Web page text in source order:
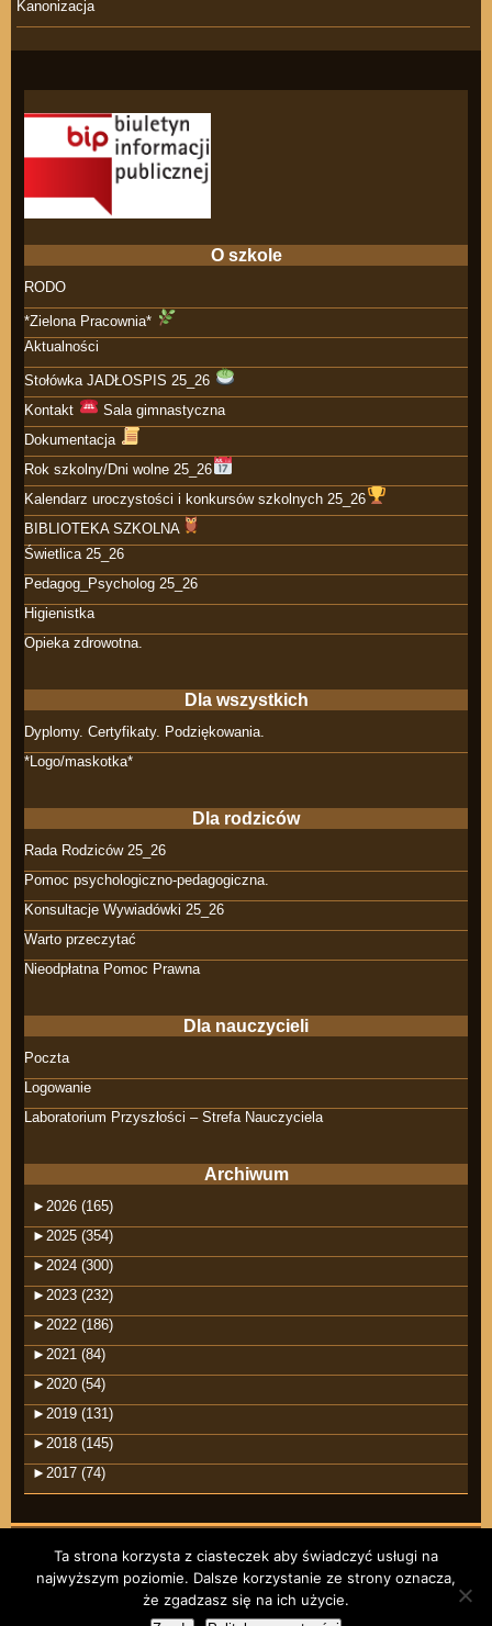
Kanonizacja
O szkole
RODO
*Zielona Pracownia*
Aktualności
Stołówka JADŁOSPIS 25_26
Kontakt
Sala gimnastyczna
Dokumentacja
Rok szkolny/Dni wolne 25_26
Kalendarz uroczystości i konkursów szkolnych 25_26
BIBLIOTEKA SZKOLNA
Świetlica 25_26
Pedagog_Psycholog 25_26
Higienistka
Opieka zdrowotna.
Dla wszystkich
Dyplomy. Certyfikaty. Podziękowania.
*Logo/maskotka*
Dla rodziców
Rada Rodziców 25_26
Pomoc psychologiczno-pedagogiczna.
Konsultacje Wywiadówki 25_26
Warto przeczytać
Nieodpłatna Pomoc Prawna
Dla nauczycieli
Poczta
Logowanie
Laboratorium Przyszłości – Strefa Nauczyciela
Archiwum
► 2026 (165)
► 2025 (354)
► 2024 (300)
► 2023 (232)
► 2022 (186)
► 2021 (84)
► 2020 (54)
► 2019 (131)
► 2018 (145)
► 2017 (74)
©2026 raindrops
Wpisy RSS
Ta strona korzysta z ciasteczek aby świadczyć usługi na
najwyższym poziomie. Dalsze korzystanie ze strony oznacza,
że zgadzasz się na ich użycie.